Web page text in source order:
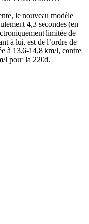
le nouveau modèle
4,3 secondes (en
limitée de
à lui, est de l’ordre de
à 13,6-14,8 km/l, contre
l pour la 220d.